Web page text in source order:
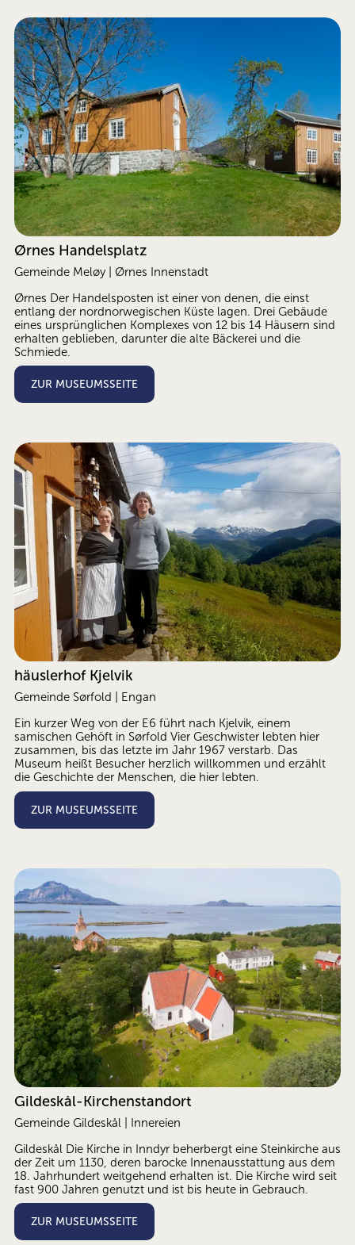
Ørnes Handelsplatz
Gemeinde Meløy | Ørnes Innenstadt
Ørnes Der Handelsposten ist einer von denen, die einst
entlang der nordnorwegischen Küste lagen. Drei Gebäude
eines ursprünglichen Komplexes von 12 bis 14 Häusern sind
erhalten geblieben, darunter die alte Bäckerei und die
Schmiede.
ZUR MUSEUMSSEITE
häuslerhof Kjelvik
Gemeinde Sørfold | Engan
Ein kurzer Weg von der E6 führt nach Kjelvik, einem
samischen Gehöft in Sørfold Vier Geschwister lebten hier
zusammen, bis das letzte im Jahr 1967 verstarb. Das
Museum heißt Besucher herzlich willkommen und erzählt
die Geschichte der Menschen, die hier lebten.
ZUR MUSEUMSSEITE
Gildeskål-Kirchenstandort
Gemeinde Gildeskål | Innereien
Gildeskål Die Kirche in Inndyr beherbergt eine Steinkirche aus
der Zeit um 1130, deren barocke Innenausstattung aus dem
18. Jahrhundert weitgehend erhalten ist. Die Kirche wird seit
fast 900 Jahren genutzt und ist bis heute in Gebrauch.
ZUR MUSEUMSSEITE